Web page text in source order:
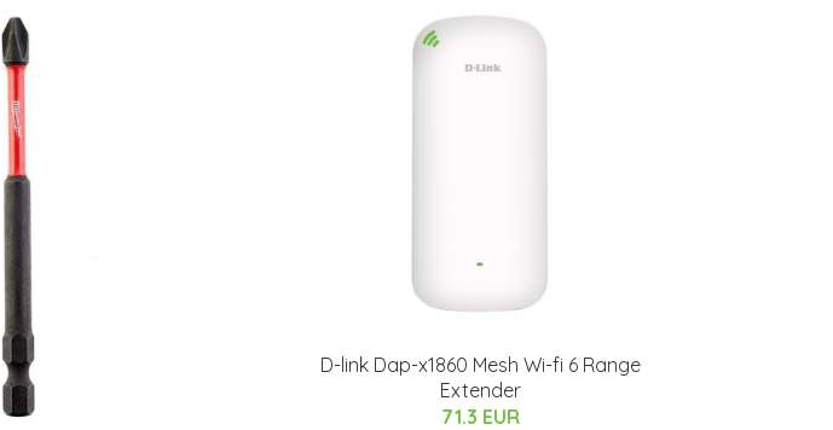
D-link Dap-x1860 Mesh Wi-fi 6 Range
Extender
71.3 EUR